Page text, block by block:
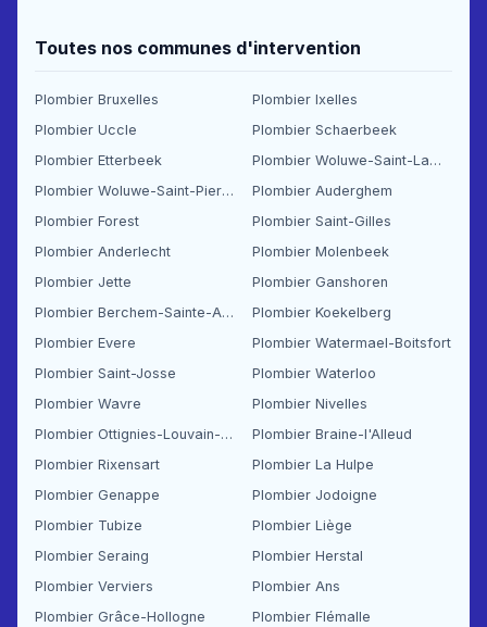
Toutes nos communes d'intervention
Plombier Bruxelles
Plombier Ixelles
Plombier Uccle
Plombier Schaerbeek
Plombier Etterbeek
Plombier Woluwe-Saint-Lambert
Plombier Woluwe-Saint-Pierre
Plombier Auderghem
Plombier Forest
Plombier Saint-Gilles
Plombier Anderlecht
Plombier Molenbeek
Plombier Jette
Plombier Ganshoren
Plombier Berchem-Sainte-Agathe
Plombier Koekelberg
Plombier Evere
Plombier Watermael-Boitsfort
Plombier Saint-Josse
Plombier Waterloo
Plombier Wavre
Plombier Nivelles
Plombier Ottignies-Louvain-la-Neuve
Plombier Braine-l'Alleud
Plombier Rixensart
Plombier La Hulpe
Plombier Genappe
Plombier Jodoigne
Plombier Tubize
Plombier Liège
Plombier Seraing
Plombier Herstal
Plombier Verviers
Plombier Ans
Plombier Grâce-Hollogne
Plombier Flémalle